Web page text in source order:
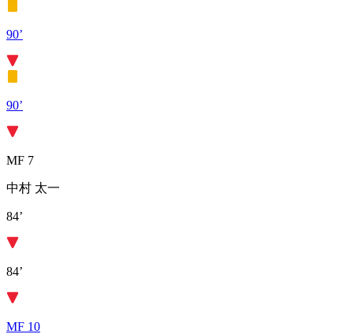
90’
90’
MF 7
中村 太一
84’
84’
MF 10